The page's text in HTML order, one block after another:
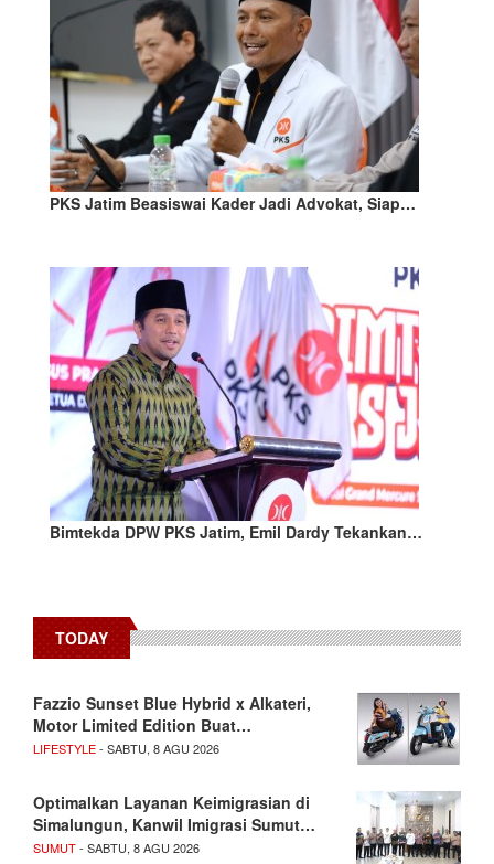
PKS Jatim Beasiswai Kader Jadi Advokat, Siap…
Bimtekda DPW PKS Jatim, Emil Dardy Tekankan…
TODAY
Fazzio Sunset Blue Hybrid x Alkateri,
Motor Limited Edition Buat…
LIFESTYLE- SABTU, 8 AGU 2026
Optimalkan Layanan Keimigrasian di
Simalungun, Kanwil Imigrasi Sumut…
SUMUT- SABTU, 8 AGU 2026